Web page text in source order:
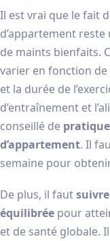
Il est vrai que le fait
d’appartement
de maints bienfaits.
varier en fonction de
et la durée de
d’entraînement et
conseillé de
d’appartement. Il
semaine pour
De plus, il faut
équilibrée pour
et de santé globale.